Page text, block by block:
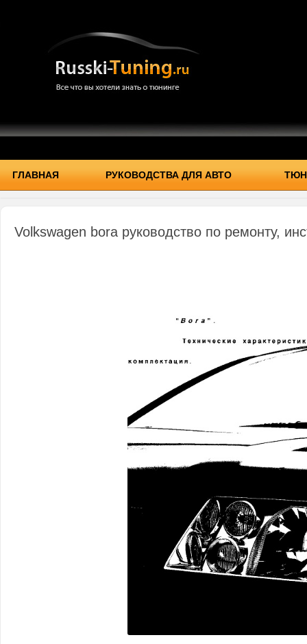
ГЛАВНАЯ РУКОВОДСТВА ДЛЯ АВТО
Volkswagen bora руководство по ремонту,